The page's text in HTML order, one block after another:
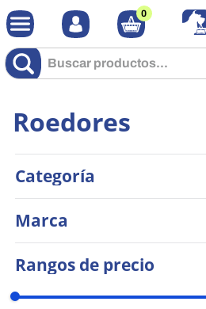
0
Buscar productos...
Categoría
Marca
Generica
Rangos de precio
Roedores